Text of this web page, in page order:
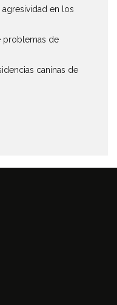
agresividad en los
problemas de
caninas de